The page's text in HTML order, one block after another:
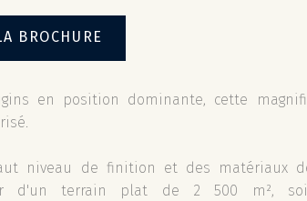
BROCHURE
en position dominante, cette
niveau de finition et des matériaux
d'un terrain plat de 2 500 m²,